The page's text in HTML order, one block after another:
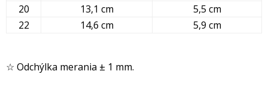
20
13,1 cm
5,5 cm
22
14,6 cm 5,9 cm
☆ Odchýlka merania ± 1 mm.